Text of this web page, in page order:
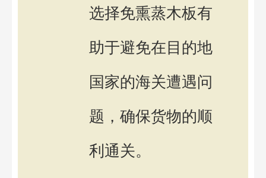
选择免熏蒸木板有
助于避免在目的地
国家的海关遭遇问
题，确保货物的顺
利通关。